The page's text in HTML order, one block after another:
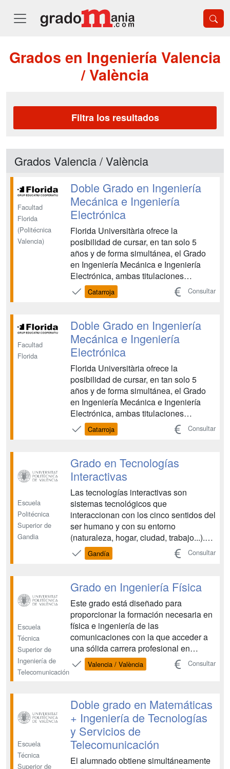
Grados en Ingeniería Valencia
/ València
Filtra los resultados
Grados Valencia / València
Facultad
Florida
(Politécnica
Valencia)
Doble Grado en Ingeniería
Mecánica e Ingeniería
Electrónica
Florida Universitària ofrece la
posibilidad de cursar, en tan solo 5
años y de forma simultánea, el Grado
en Ingeniería Mecánica e Ingeniería
Electrónica, ambas titulaciones
adscritas a la Universitat de València....
Catarroja Consultar
Facultad
Florida
Doble Grado en Ingeniería
Mecánica e Ingeniería
Electrónica
Florida Universitària ofrece la
posibilidad de cursar, en tan solo 5
años y de forma simultánea, el Grado
en Ingeniería Mecánica e Ingeniería
Electrónica, ambas titulaciones
adscritas a la Universitat de València....
Catarroja Consultar
Escuela
Politécnica
Superior de
Gandia
Grado en Tecnologías
Interactivas
Las tecnologías interactivas son
sistemas tecnológicos que
interaccionan con los cinco sentidos del
ser humano y con su entorno
(naturaleza, hogar, ciudad, trabajo...).
Son el conjunto de las tecnologías
hardware y aplicaciones software
se produzca. Algunos ejemplos son los
videojuegos, la domótica, los entor...
Gandía Consultar
Escuela
Técnica
Superior de
Ingeniería de
Telecomunicación
Grado en Ingeniería Física
Este grado está diseñado para
proporcionar la formación necesaria en
física e ingeniería de las
comunicaciones con la que acceder a
una sólida carrera profesional en
investigación, desarrollo e innovación
en el sector de la comunicación
ha elaborado con una especial
atención a...
Valencia / València Consultar
Escuela
Técnica
Superior de
Doble grado en Matemáticas
+ Ingeniería de Tecnologías
y Servicios de
Telecomunicación
El alumnado obtiene simultáneamente